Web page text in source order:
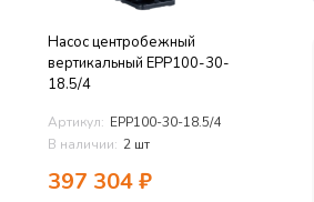
Насос центробежный
вертикальный EPP100-30-
18.5/4
Артикул: EPP100-30-18.5/4
В наличии: 2 шт
397 304₽